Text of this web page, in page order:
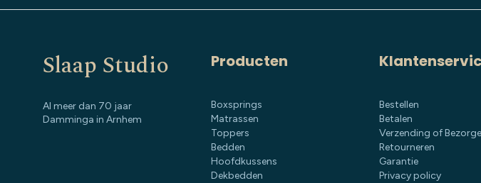
Slaap Studio
Al meer dan 70 jaar
Damminga in Arnhem
Producten
Boxsprings
Matrassen
Toppers
Bedden
Hoofdkussens
Dekbedden
Bestellen
Betalen
Verzending of
Retourneren
Garantie
Privacy policy